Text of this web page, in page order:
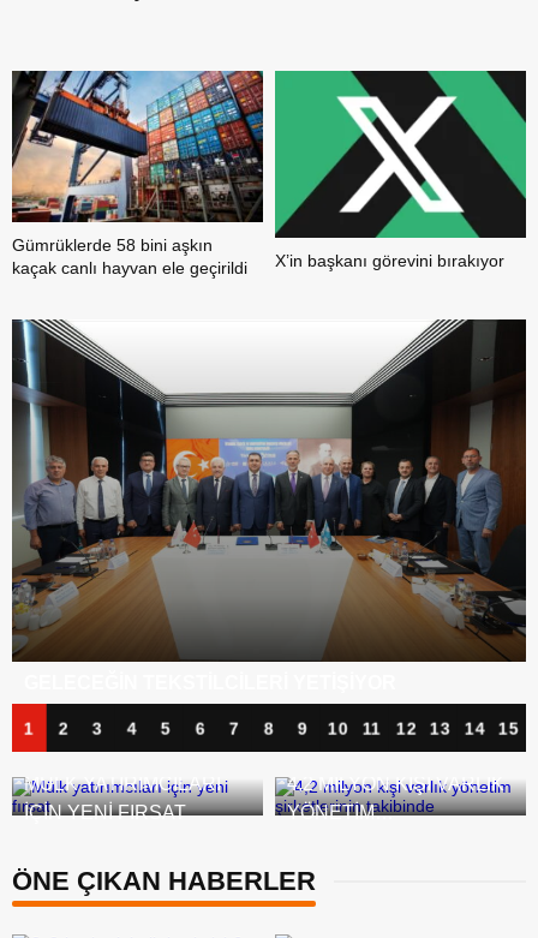
Gümrüklerde 58 bini aşkın
kaçak canlı hayvan ele geçirildi
X’in başkanı görevini bırakıyor
BANKA KÂRLARI ZIRVEDE, KREDI BORÇLARI
1 2 3 4 5 6 7 8 9 10 11 12 13 14 15
MÜLK YATIRIMCILARI
IÇIN YENI FIRSAT
4,2 MILYON KIŞI VARLIK
YÖNETIM
TAKIBINDE
ÖNE ÇIKAN HABERLER